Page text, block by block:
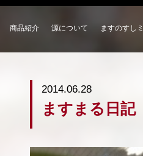
商品紹介 源について ますのすし
2014.06.28
ますまる日記